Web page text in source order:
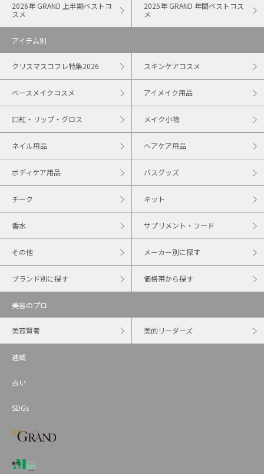
2026年 GRAND 上半期ベストコ
スメ
2025年 GRAND 年間ベストコス
メ
アイテム別
クリスマスコフレ特集2026 スキンケアコスメ
ベースメイクコスメ アイメイク用品
口紅・リップ・グロス メイク小物
ネイル用品 ヘアケア用品
ボディケア用品 バスグッズ
チーク キット
香水 サプリメント・フード
その他 メーカー別に探す
ブランド別に探す 価格帯から探す
美容のプロ
美容賢者 美的リーダーズ
連載
占い
SDGs